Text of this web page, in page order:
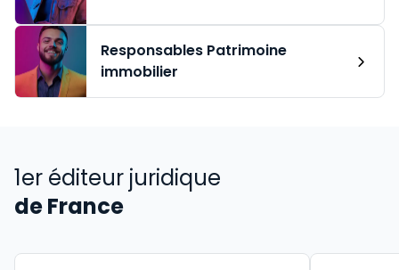
Responsables Patrimoine
immobilier
1er éditeur juridique
de France